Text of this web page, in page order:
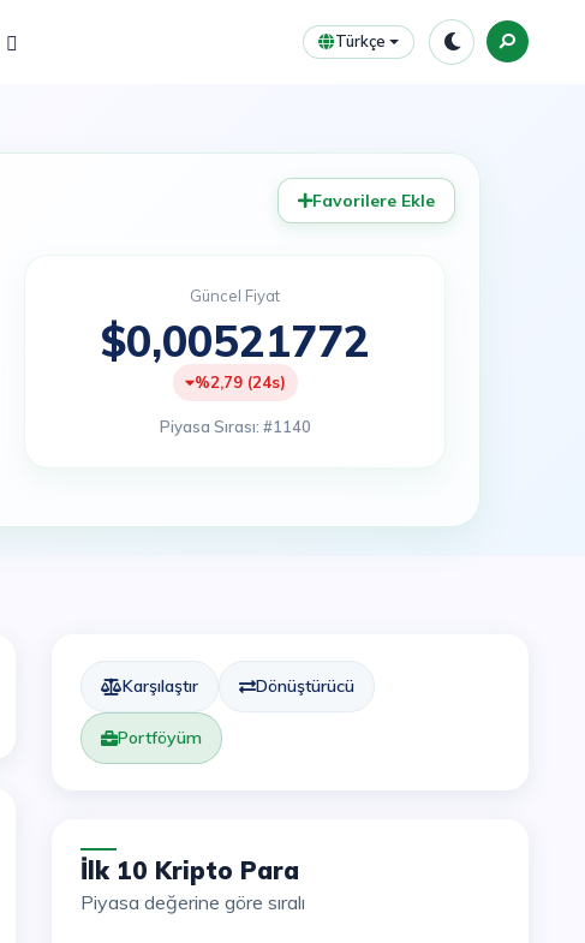
Türkçe
Favorilere Ekle
Güncel Fiyat
$0,00521772
%2,79 (24s)
Piyasa Sırası: #1140
Karşılaştır Dönüştürücü
Portföyüm
İlk 10 Kripto Para
Piyasa değerine göre sıralı